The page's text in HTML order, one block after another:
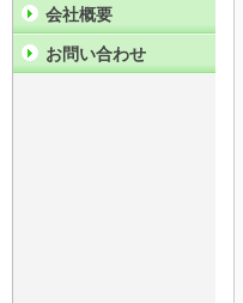
会社概要
お問い合わせ